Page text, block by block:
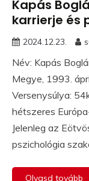
Kapás
karrierje és
2024.12.23.
Név: Kapás
Megye, 1993.
Versenysúlya:
hétszeres
Jelenleg az
pszichológia
Olvasd tovább